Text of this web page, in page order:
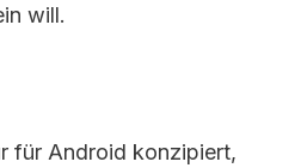
will.
für Android konzipiert,